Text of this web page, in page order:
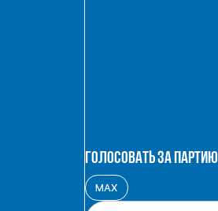
ГОЛОСОВАТЬ ЗА ПАРТИЮ
MAX